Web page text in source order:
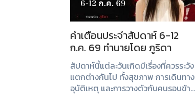
คำเตือนประจำสัปดาห์ 6-12
ก.ค. 69 ทำนายโดย ภูริดา
สัปดาห์นี้แต่ละวันเกิดมีเรื่องที่ควรระวัง
แตกต่างกันไป ทั้งสุขภาพ การเดินทาง
อุบัติเหตุ และการวางตัวกับคนรอบข้าง